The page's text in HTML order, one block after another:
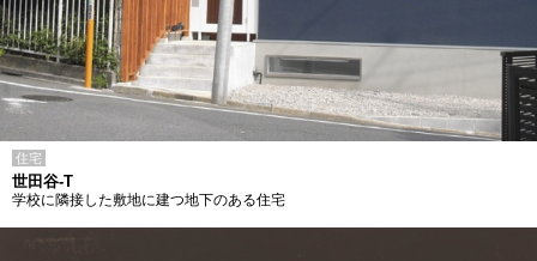
住宅
世田谷-T
学校に隣接した敷地に建つ地下のある住宅